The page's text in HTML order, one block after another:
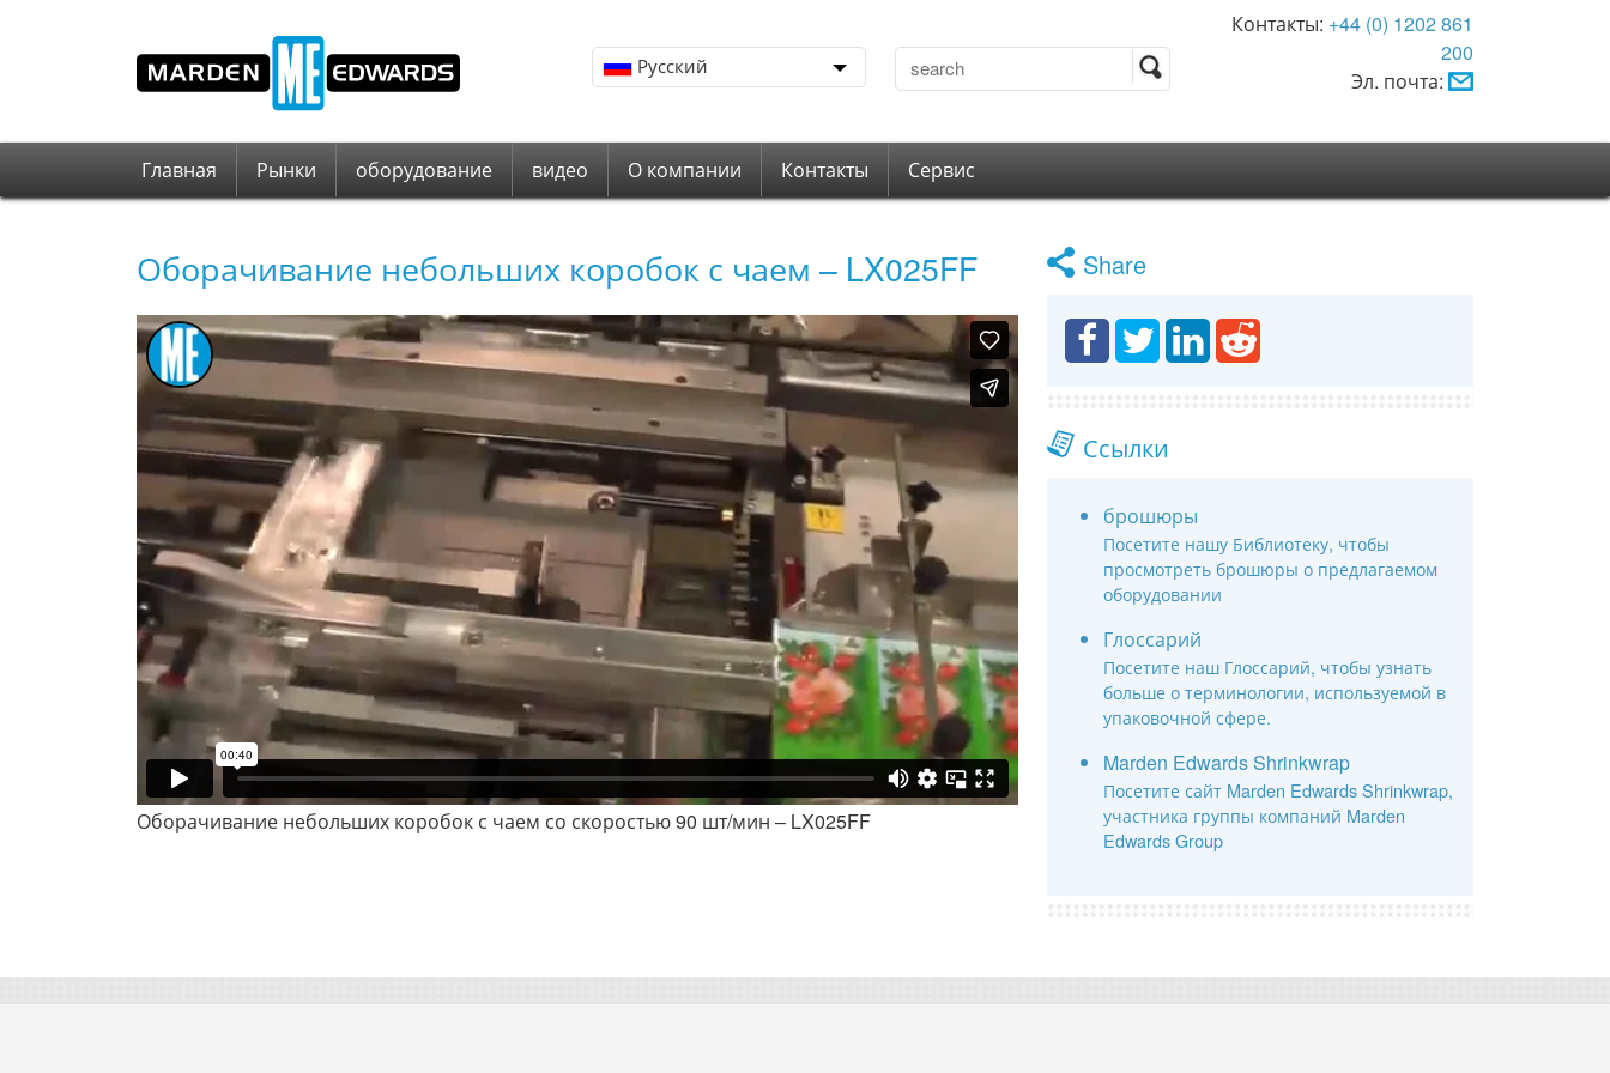
Русский
Контакты: +44 (0) 1202 861
200
Эл. почта:
Главная Рынки оборудование видео О компании Контакты Сервис
Оборачивание небольших коробок с чаем – LX025FF
Оборачивание небольших коробок с чаем со скоростью 90 шт/мин – LX025FF
Share
Ссылки
брошюры
Посетите нашу Библиотеку, чтобы
просмотреть брошюры о предлагаемом
оборудовании
Глоссарий
Посетите наш Глоссарий, чтобы узнать
больше о терминологии, используемой в
упаковочной сфере.
Marden Edwards Shrinkwrap
Посетите сайт Marden Edwards Shrinkwrap,
участника группы компаний Marden
Edwards Group